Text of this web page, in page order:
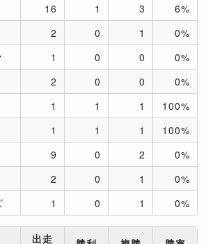
16 1 3
6%
2 0 1
0%
1 0 0
0%
2 0 0
0%
1 1 1
100%
1 1 1
100%
9 0 2
0%
2 0 1
0%
1 0 1 0%
出走